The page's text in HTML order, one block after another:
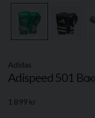
Adidas
Adispeed 501
1 899 kr